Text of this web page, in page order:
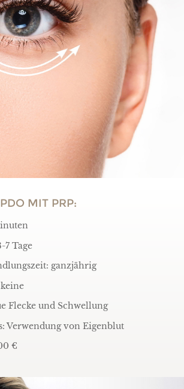
MIT PRP:
7 Tage
ganzjährig
Flecke und Schwellung
Verwendung von Eigenblut
€